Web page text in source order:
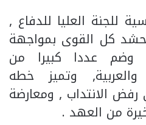
للجنة العليا للدفاع ,
كل القوى بمواجهة
وضم عددا كبيرا من
وتميز خطه
الانتداب , ومعارضة
من العهد .